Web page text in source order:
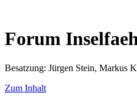
Forum
Besatzung: Jürgen Stein, Markus
Zum Inhalt